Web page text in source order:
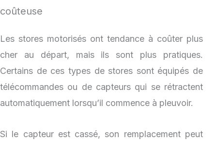
coûteuse
Les stores motorisés ont tendance à coûter plus
cher au départ, mais ils sont plus pratiques.
Certains de ces types de stores sont équipés de
télécommandes ou de capteurs qui se rétractent
automatiquement lorsqu’il commence à pleuvoir.
Si le capteur est cassé, son remplacement peut